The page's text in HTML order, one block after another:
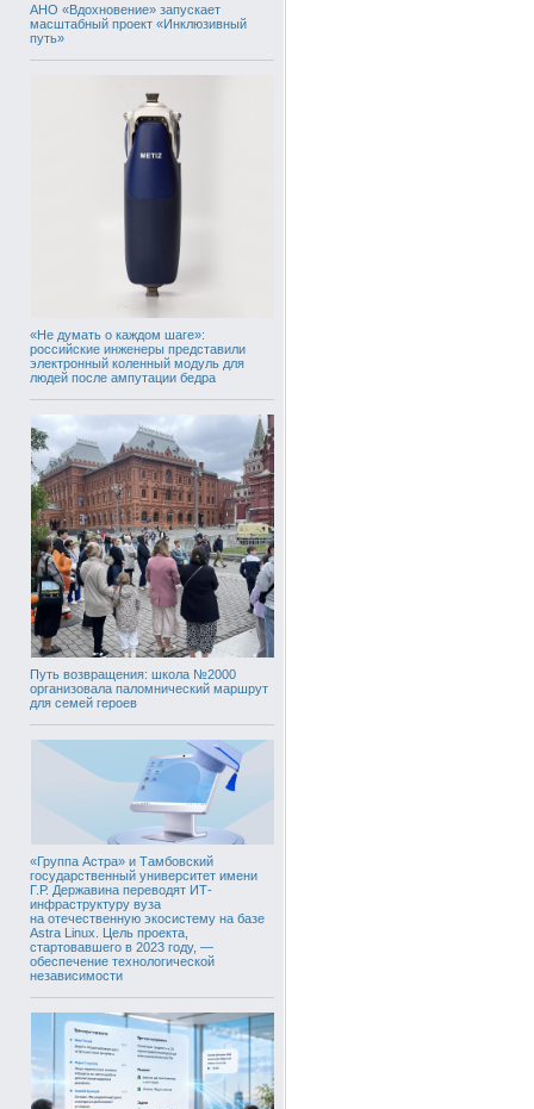
АНО «Вдохновение» запускает
масштабный проект «Инклюзивный
путь»
«Не думать о каждом шаге»:
российские инженеры представили
электронный коленный модуль для
людей после ампутации бедра
Путь возвращения: школа №2000
организовала паломнический маршрут
для семей героев
«Группа Астра» и Тамбовский
государственный университет имени
Г.Р. Державина переводят ИТ-
инфраструктуру вуза
на отечественную экосистему на базе
Astra Linux. Цель проекта,
стартовавшего в 2023 году, —
обеспечение технологической
независимости